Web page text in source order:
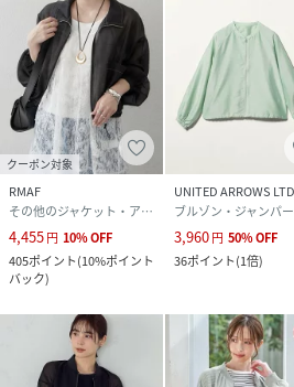
クーポン対象
RMAF
その他のジャケット・アウター
4,455円 10%OFF
405ポイント(10%ポイント
バック)
ブルゾン・ジャンパー
3,960円 50%OFF
36ポイント(1倍)